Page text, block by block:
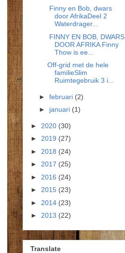
Finny en Bob, dwars
door AfrikaDeel 2
Waterdrager...
FINNY EN BOB, DWARS
DOOR AFRIKA Finny
Thow is ee...
Off-grid met de hele
familieSlim
Ruimtegebruik 3 i...
► februari (2)
► januari (1)
► 2020 (30)
► 2019 (27)
► 2018 (24)
► 2017 (25)
► 2016 (24)
► 2015 (23)
► 2014 (23)
► 2013 (22)
Translate